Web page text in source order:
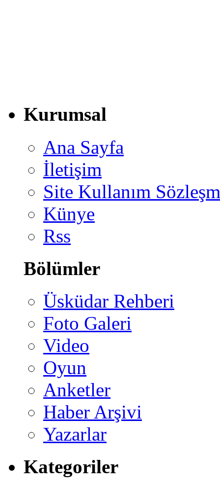
Kurumsal
Ana Sayfa
İletişim
Site Kullanım
Künye
Rss
Bölümler
Üsküdar Rehberi
Foto Galeri
Video
Oyun
Anketler
Haber Arşivi
Yazarlar
Kategoriler